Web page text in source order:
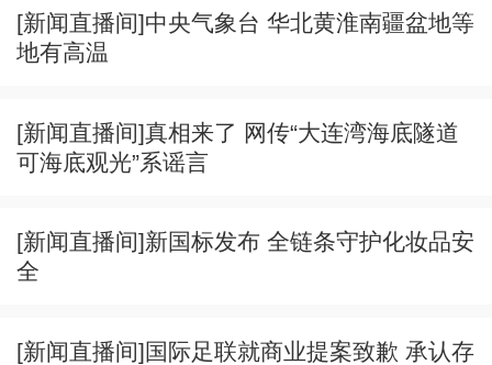
[新闻直播间]中央气象台 华北黄淮南疆盆地等
地有高温
[新闻直播间]真相来了 网传“大连湾海底隧道
可海底观光”系谣言
[新闻直播间]新国标发布 全链条守护化妆品安
全
[新闻直播间]国际足联就商业提案致歉 承认存